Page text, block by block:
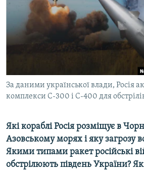
ДЕПОРТАЦІЯ
ВІДЕОУРОКИ «ELIFBE»
СВІДЧЕННЯ ОКУПАЦІЇ
ІНФОГРАФІКА
ЯК ОБІЙТИ БЛОКУВАННЯ
ДОЛУЧАЙСЯ!
Усі сайти RFE/RL
За даними української влади, Росія
комплекси С-300 і С-400 для
Які кораблі Росія розміщує в
Азовському морях і яку загрозу
Якими типами ракет російські
обстрілюють південь України?